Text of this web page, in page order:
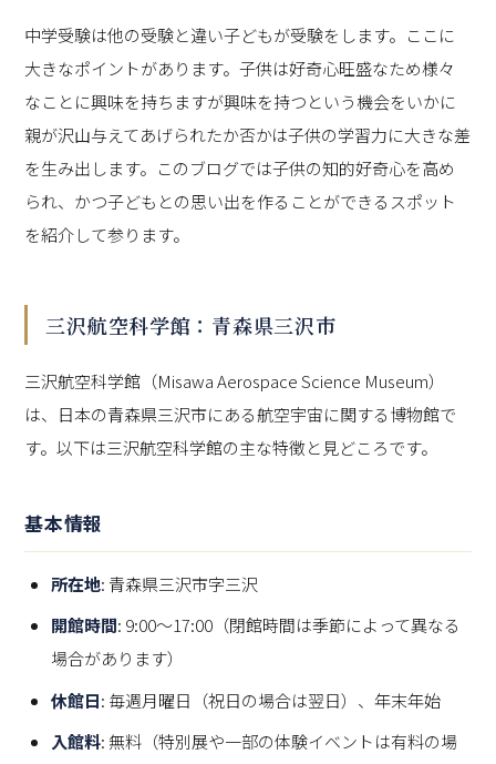
中学受験は他の受験と違い子どもが受験をします。ここに
大きなポイントがあります。子供は好奇心旺盛なため様々
なことに興味を持ちますが興味を持つという機会をいかに
親が沢山与えてあげられたか否かは子供の学習力に大きな差
を生み出します。このブログでは子供の知的好奇心を高め
られ、かつ子どもとの思い出を作ることができるスポット
を紹介して参ります。
三沢航空科学館：青森県三沢市
三沢航空科学館（Misawa Aerospace Science Museum）
は、日本の青森県三沢市にある航空宇宙に関する博物館で
す。以下は三沢航空科学館の主な特徴と見どころです。
基本情報
所在地: 青森県三沢市字三沢
開館時間: 9:00～17:00（閉館時間は季節によって異なる
場合があります）
休館日: 毎週月曜日（祝日の場合は翌日）、年末年始
入館料: 無料（特別展や一部の体験イベントは有料の場